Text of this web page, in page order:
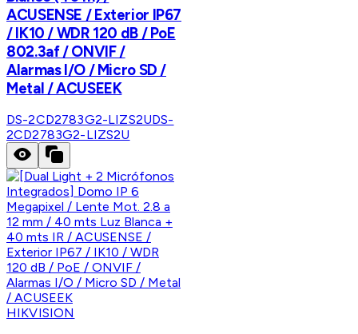
ACUSENSE / Exterior IP67
/ IK10 / WDR 120 dB / PoE
802.3af / ONVIF /
Alarmas I/O / Micro SD /
Metal / ACUSEEK
DS-2CD2783G2-LIZS2UDS-
2CD2783G2-LIZS2U
HIKVISION